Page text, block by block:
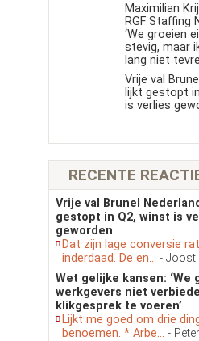
Maximilian
RGF Staffing
‘We groeien
stevig, maar
lang niet
Vrije val
lijkt gestopt
is verlies
RECENTE
Vrije val Brunel
gestopt in Q2, winst is
geworden
Dat zijn lage conversie
inderdaad. De en... - Joost
Wet gelijke kansen: ‘We
werkgevers niet
klikgesprek te voeren’
Lijkt me goed om drie
benoemen. * Arbe... - Peter